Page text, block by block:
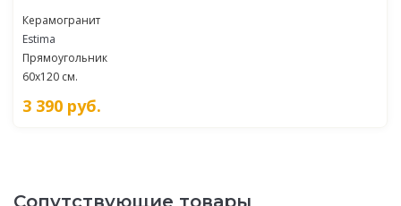
Керамогранит
Estima
Прямоугольник
60x120 см.
3 390 руб.
Сопутствующие товары